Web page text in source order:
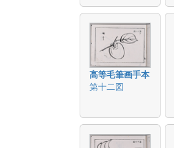
高等毛筆画手本
第十二図